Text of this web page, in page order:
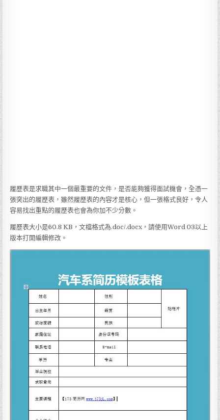
履歷表是求職其中一個最重要的文件，是否能夠獲得面試機會，全憑一
張突出的履歷表，雖然履歷表的內容才是核心，但一張格式良好，令人
容易找出重點的履歷表也會為你加不少分數。
履歷表大小是60.8 KB，文檔格式為.doc/.docx，請使用Word 03以上
版本打開編輯修改。